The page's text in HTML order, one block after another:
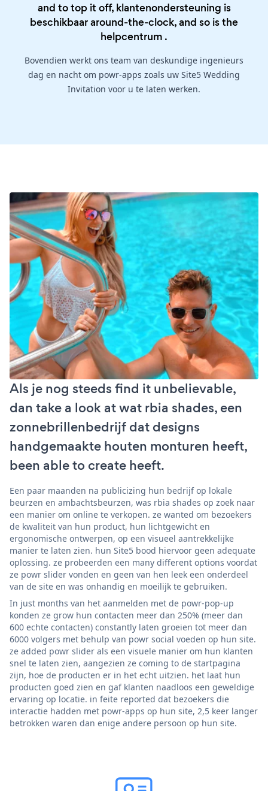
and to top it off, klantenondersteuning is
beschikbaar around-the-clock, and so is the
helpcentrum .
Bovendien werkt ons team van deskundige ingenieurs
dag en nacht om powr-apps zoals uw Site5 Wedding
Invitation voor u te laten werken.
Als je nog steeds find it unbelievable,
dan take a look at wat rbia shades, een
zonnebrillenbedrijf dat designs
handgemaakte houten monturen heeft,
been able to create heeft.
Een paar maanden na publicizing hun bedrijf op lokale
beurzen en ambachtsbeurzen, was rbia shades op zoek naar
een manier om online te verkopen. ze wanted om bezoekers
de kwaliteit van hun product, hun lichtgewicht en
ergonomische ontwerpen, op een visueel aantrekkelijke
manier te laten zien. hun Site5 bood hiervoor geen adequate
oplossing. ze probeerden een many different options voordat
ze powr slider vonden en geen van hen leek een onderdeel
van de site en was onhandig en moeilijk te gebruiken.
In just months van het aanmelden met de powr-pop-up
konden ze grow hun contacten meer dan 250% (meer dan
600 echte contacten) constantly laten groeien tot meer dan
6000 volgers met behulp van powr social voeden op hun site.
ze added powr slider als een visuele manier om hun klanten
snel te laten zien, aangezien ze coming to de startpagina
zijn, hoe de producten er in het echt uitzien. het laat hun
producten goed zien en gaf klanten naadloos een geweldige
ervaring op locatie. in feite reported dat bezoekers die
interactie hadden met powr-apps op hun site, 2,5 keer langer
betrokken waren dan enige andere persoon op hun site.